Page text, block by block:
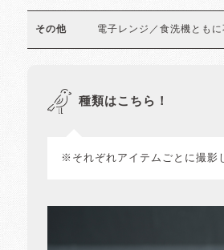
その他 電子レンジ／食洗機ともに
種類はこちら！
※それぞれアイテムごとに撮影